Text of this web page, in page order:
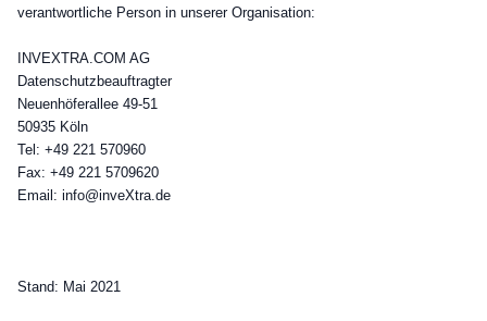
verantwortliche Person in unserer Organisation:
INVEXTRA.COM AG
Datenschutzbeauftragter
Neuenhöferallee 49-51
50935 Köln
Tel: +49 221 570960
Fax: +49 221 5709620
Email: info@inveXtra.de
Stand: Mai 2021